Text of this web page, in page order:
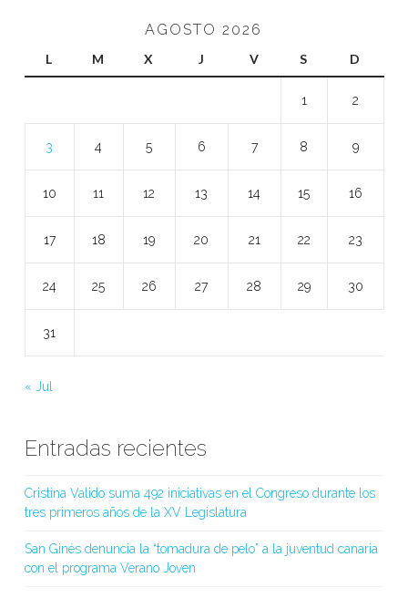
AGOSTO 2026
L M X J V S D
1 2
3 4 5 6 7 8 9
10 11 12 13 14 15 16
17 18 19 20 21 22 23
24 25 26 27 28 29 30
31
« Jul
Entradas recientes
Cristina Valido suma 492 iniciativas en el Congreso durante los
tres primeros años de la XV Legislatura
San Ginés denuncia la “tomadura de pelo” a la juventud canaria
con el programa Verano Joven